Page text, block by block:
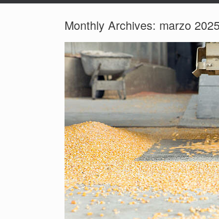
Monthly Archives: marzo